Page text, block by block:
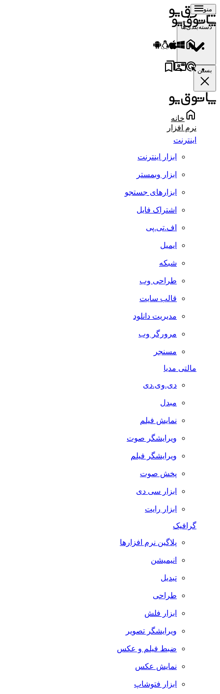
منو
دسته‌بندی‌ها
بستن
خانه
نرم افزار
اینترنت
ابزار اینترنت
ابزار وبمستر
ابزارهای جستجو
اشتراک فایل
اف.تی.پی
ایمیل
شبکه
طراحی وب
قالب سایت
مدیریت دانلود
مرورگر وب
مسنجر
مالتی مدیا
دی.وی.دی
مبدل
نمایش فیلم
ویرایشگر صوت
ویرایشگر فیلم
پخش صوت
ابزار سی دی
ابزار رایت
گرافیک
پلاگین نرم افزارها
انیمیشن
تبدیل
طراحی
ابزار فلش
ویرایشگر تصویر
ضبط فيلم و عكس
نمایش عکس
ابزار فتوشاپ